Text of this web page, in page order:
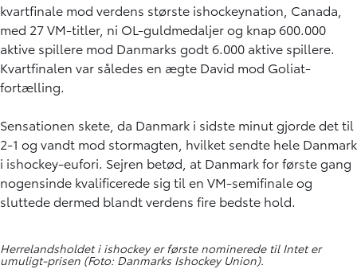
kvartfinale mod verdens største ishockeynation, Canada,
med 27 VM-titler, ni OL-guldmedaljer og knap 600.000
aktive spillere mod Danmarks godt 6.000 aktive spillere.
Kvartfinalen var således en ægte David mod Goliat-
fortælling.
Sensationen skete, da Danmark i sidste minut gjorde det til
2-1 og vandt mod stormagten, hvilket sendte hele Danmark
i ishockey-eufori. Sejren betød, at Danmark for første gang
nogensinde kvalificerede sig til en VM-semifinale og
sluttede dermed blandt verdens fire bedste hold.
Herrelandsholdet i ishockey er første nominerede til Intet er
umuligt-prisen (Foto: Danmarks Ishockey Union).